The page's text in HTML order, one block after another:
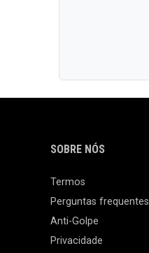
SOBRE NÓS
Termos
Perguntas frequentes
Anti-Golpe
Privacidade